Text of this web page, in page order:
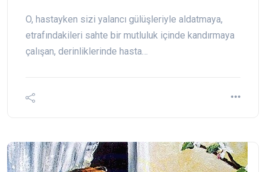
O, hastayken sizi yalancı gülüşleriyle aldatmaya,
etrafındakileri sahte bir mutluluk içinde kandırmaya
çalışan, derinliklerinde hasta…